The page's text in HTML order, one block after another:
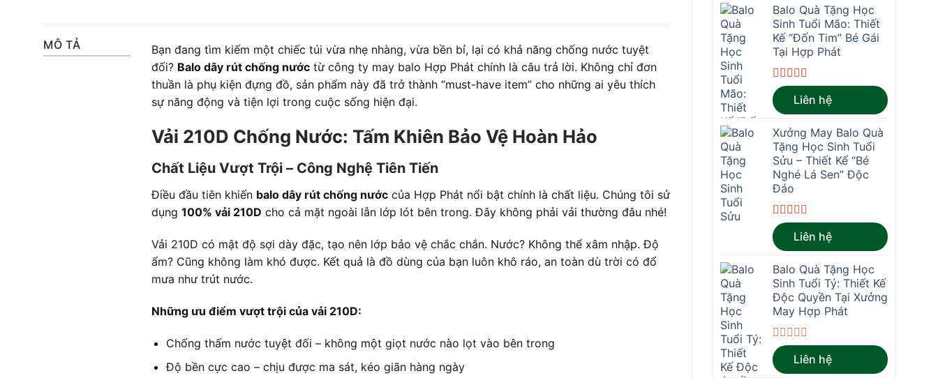
Balo Quà Tặng Học
Sinh Tuổi Mão: Thiết
Kế “Đốn Tim” Bé Gái
Tại Hợp Phát
Được xếp
hạng4.67 5
sao
Liên hệ
Xưởng May Balo Quà
Tặng Học Sinh Tuổi
Sửu – Thiết Kế “Bé
Nghé Lá Sen” Độc
Đáo
Được xếp
hạng4.67 5
sao
Liên hệ
Balo Quà Tặng Học
Sinh Tuổi Tý: Thiết Kế
Độc Quyền Tại Xưởng
May Hợp Phát
Được
xếp
hạng
Liên hệ
MÔ TẢ
Bạn đang tìm kiếm một chiếc túi vừa nhẹ nhàng, vừa bền bỉ, lại có khả năng chống nước tuyệt
đối? Balo dây rút chống nướctừ công ty may balo Hợp Phát chính là câu trả lời. Không chỉ đơn
thuần là phụ kiện đựng đồ, sản phẩm này đã trở thành “must-have item” cho những ai yêu thích
sự năng động và tiện lợi trong cuộc sống hiện đại.
Vải 210D Chống Nước: Tấm Khiên Bảo Vệ Hoàn Hảo
Chất Liệu Vượt Trội – Công Nghệ Tiên Tiến
Điều đầu tiên khiến balo dây rút chống nướccủa Hợp Phát nổi bật chính là chất liệu. Chúng tôi sử
dụng 100% vải 210D cho cả mặt ngoài lẫn lớp lót bên trong. Đây không phải vải thường đâu nhé!
Vải 210D có mật độ sợi dày đặc, tạo nên lớp bảo vệ chắc chắn. Nước? Không thể xâm nhập. Độ
ẩm? Cũng không làm khó được. Kết quả là đồ dùng của bạn luôn khô ráo, an toàn dù trời có đổ
mưa như trút nước.
Những ưu điểm vượt trội của vải 210D:
Chống thấm nước tuyệt đối – không một giọt nước nào lọt vào bên trong
Độ bền cực cao – chịu được ma sát, kéo giãn hàng ngày